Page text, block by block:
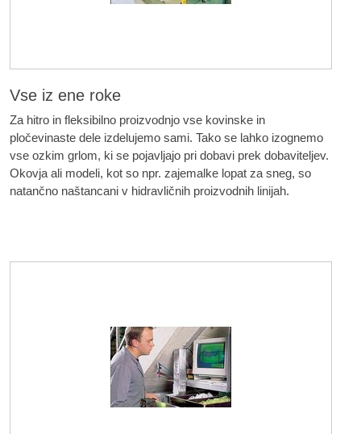
Vse iz ene roke
Za hitro in fleksibilno proizvodnjo vse kovinske in
pločevinaste dele izdelujemo sami. Tako se lahko izognemo
vse ozkim grlom, ki se pojavljajo pri dobavi prek dobaviteljev.
Okovja ali modeli, kot so npr. zajemalke lopat za sneg, so
natančno naštancani v hidravličnih proizvodnih linijah.